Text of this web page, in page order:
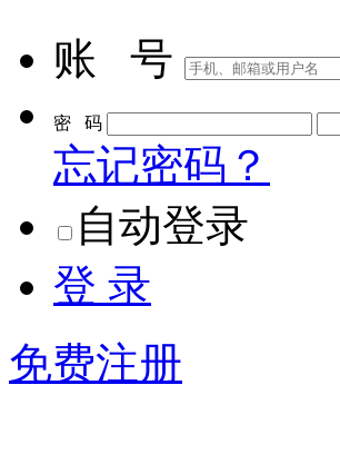
账 号
密 码
忘记密码？
自动登录
登 录
免费注册